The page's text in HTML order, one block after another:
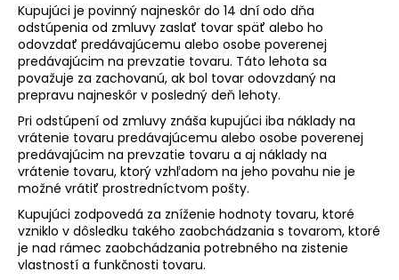
Kupujúci je povinný najneskôr do 14 dní odo dňa
odstúpenia od zmluvy zaslať tovar späť alebo ho
odovzdať predávajúcemu alebo osobe poverenej
predávajúcim na prevzatie tovaru. Táto lehota sa
považuje za zachovanú, ak bol tovar odovzdaný na
prepravu najneskôr v posledný deň lehoty.
Pri odstúpení od zmluvy znáša kupujúci iba náklady na
vrátenie tovaru predávajúcemu alebo osobe poverenej
predávajúcim na prevzatie tovaru a aj náklady na
vrátenie tovaru, ktorý vzhľadom na jeho povahu nie je
možné vrátiť prostredníctvom pošty.
Kupujúci zodpovedá za zníženie hodnoty tovaru, ktoré
vzniklo v dôsledku takého zaobchádzania s tovarom, ktoré
je nad rámec zaobchádzania potrebného na zistenie
vlastností a funkčnosti tovaru.